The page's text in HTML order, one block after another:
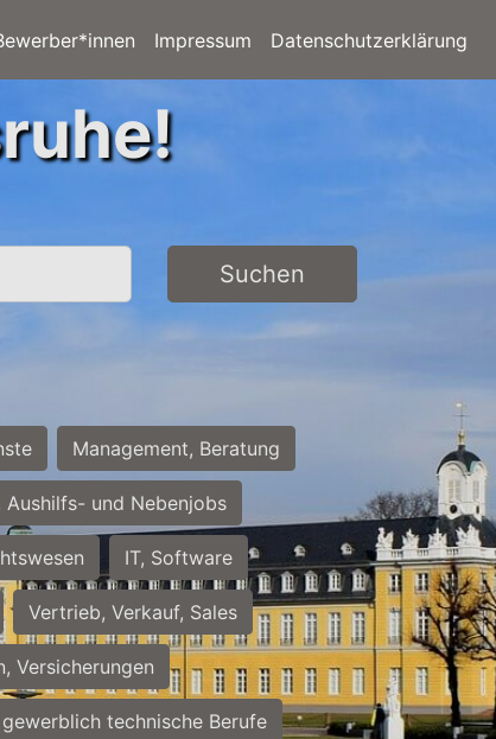
Impressum Datenschutzerklärung
Suchen
Management, Beratung
und Nebenjobs
IT, Software
Vertrieb, Verkauf, Sales
Versicherungen
technische Berufe